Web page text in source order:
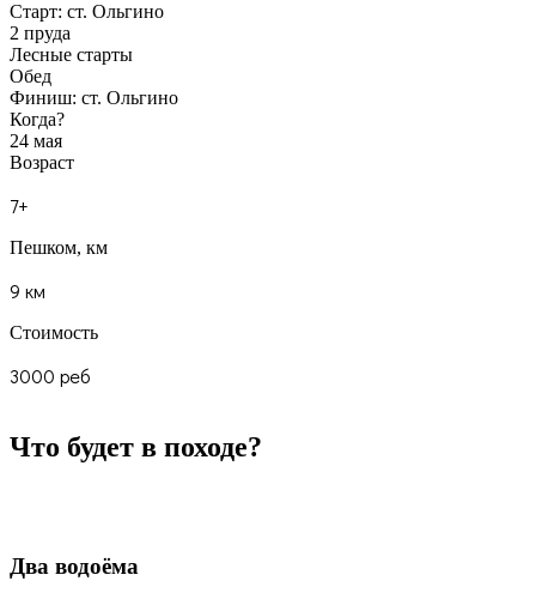
Старт: ст. Ольгино
2 пруда
Лесные старты
Обед
Финиш: ст. Ольгино
Когда?
24 мая
Возраст
7+
Пешком, км
9 км
Стоимость
3000 реб
Что будет в походе?
Два водоёма